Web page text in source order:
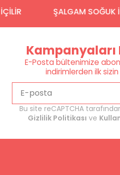
ŞALGAM SOĞUK İÇİLİR
Kampanyaları
E-Posta bültenimize
indirimlerden ilk
Bu site reCAPTCHA
Gizlilik Politikası ve